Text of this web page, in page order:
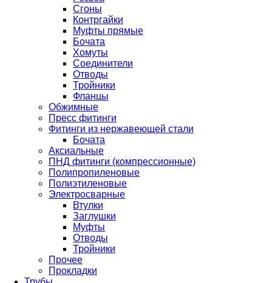
Сгоны
Контргайки
Муфты прямые
Бочата
Хомуты
Соединители
Отводы
Тройники
Фланцы
Обжимные
Пресс фитинги
Фитинги из нержавеющей стали
Бочата
Аксиальные
ПНД фитинги (компрессионные)
Полипропиленовые
Полиэтиленовые
Электросварные
Втулки
Заглушки
Муфты
Отводы
Тройники
Прочее
Прокладки